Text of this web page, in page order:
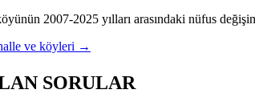
2007-2025 yılları arasındaki nüfus
ve köyleri →
SORULAR